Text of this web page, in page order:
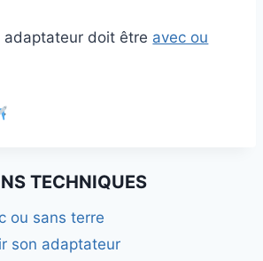
adaptateur doit être avec ou
TECHNIQUES
ou sans terre
son adaptateur